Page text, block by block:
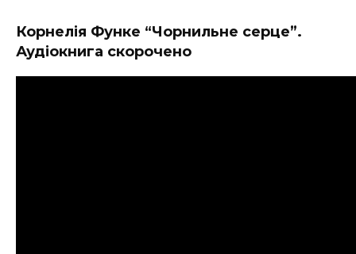
Корнелія Функе “Чорнильне серце”.
Аудіокнига скорочено